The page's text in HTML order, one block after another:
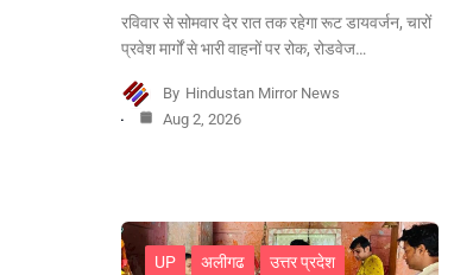
रविवार से सोमवार देर रात तक रहेगा रूट डायवर्जन, चारों
प्रवेश मार्गों से भारी वाहनों पर रोक, रोडवेज…
By Hindustan Mirror News
Aug 2, 2026
UP अलीगढ उत्तर प्रदेश